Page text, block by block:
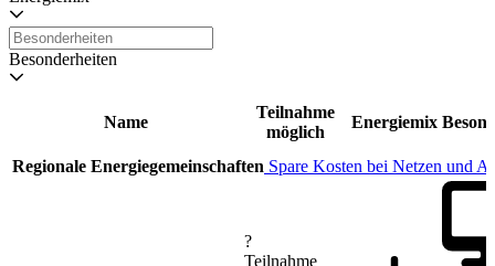
Besonderheiten
Name
Teilnahme
möglich
Energiemix
Regionale Energiegemeinschaften Spare Kosten bei Netzen und
?
Teilnahme